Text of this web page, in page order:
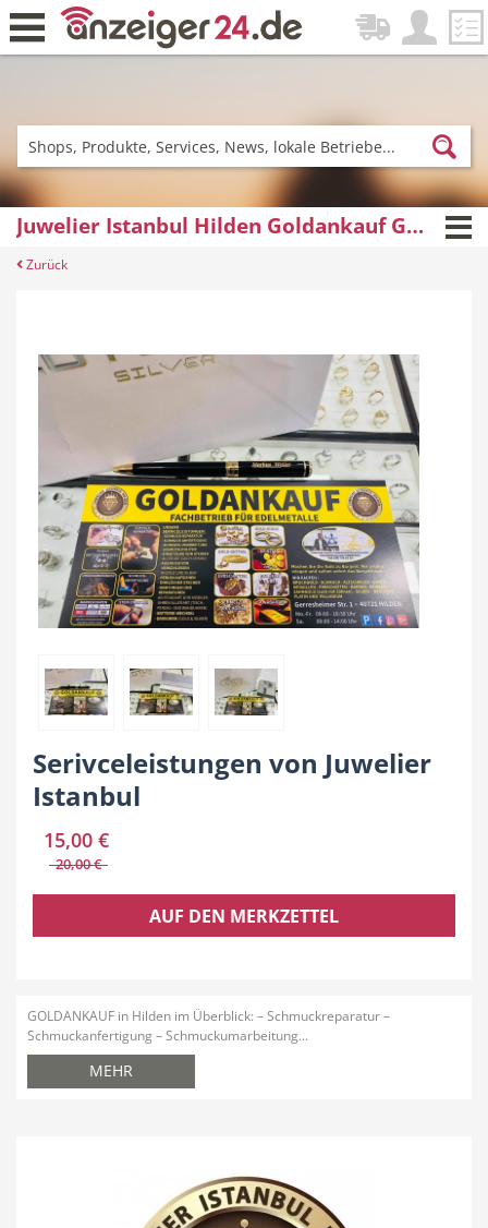
Zurück
Fitness & Sport Lieferservice
Restaurant
Hotel Beauty & Wellness
Sport & Freizeit
Dienstleistungen Freie Berufe
Juwelier Istanbul Hilden Goldankauf Goldschmied & Uhrmacher Angebot
Zurück
Serivceleistungen von Juwelier
Istanbul
15,00 €
20,00 €
AUF DEN MERKZETTEL
GOLDANKAUF in Hilden im Überblick: – Schmuckreparatur –
Schmuckanfertigung – Schmuckumarbeitung...
MEHR